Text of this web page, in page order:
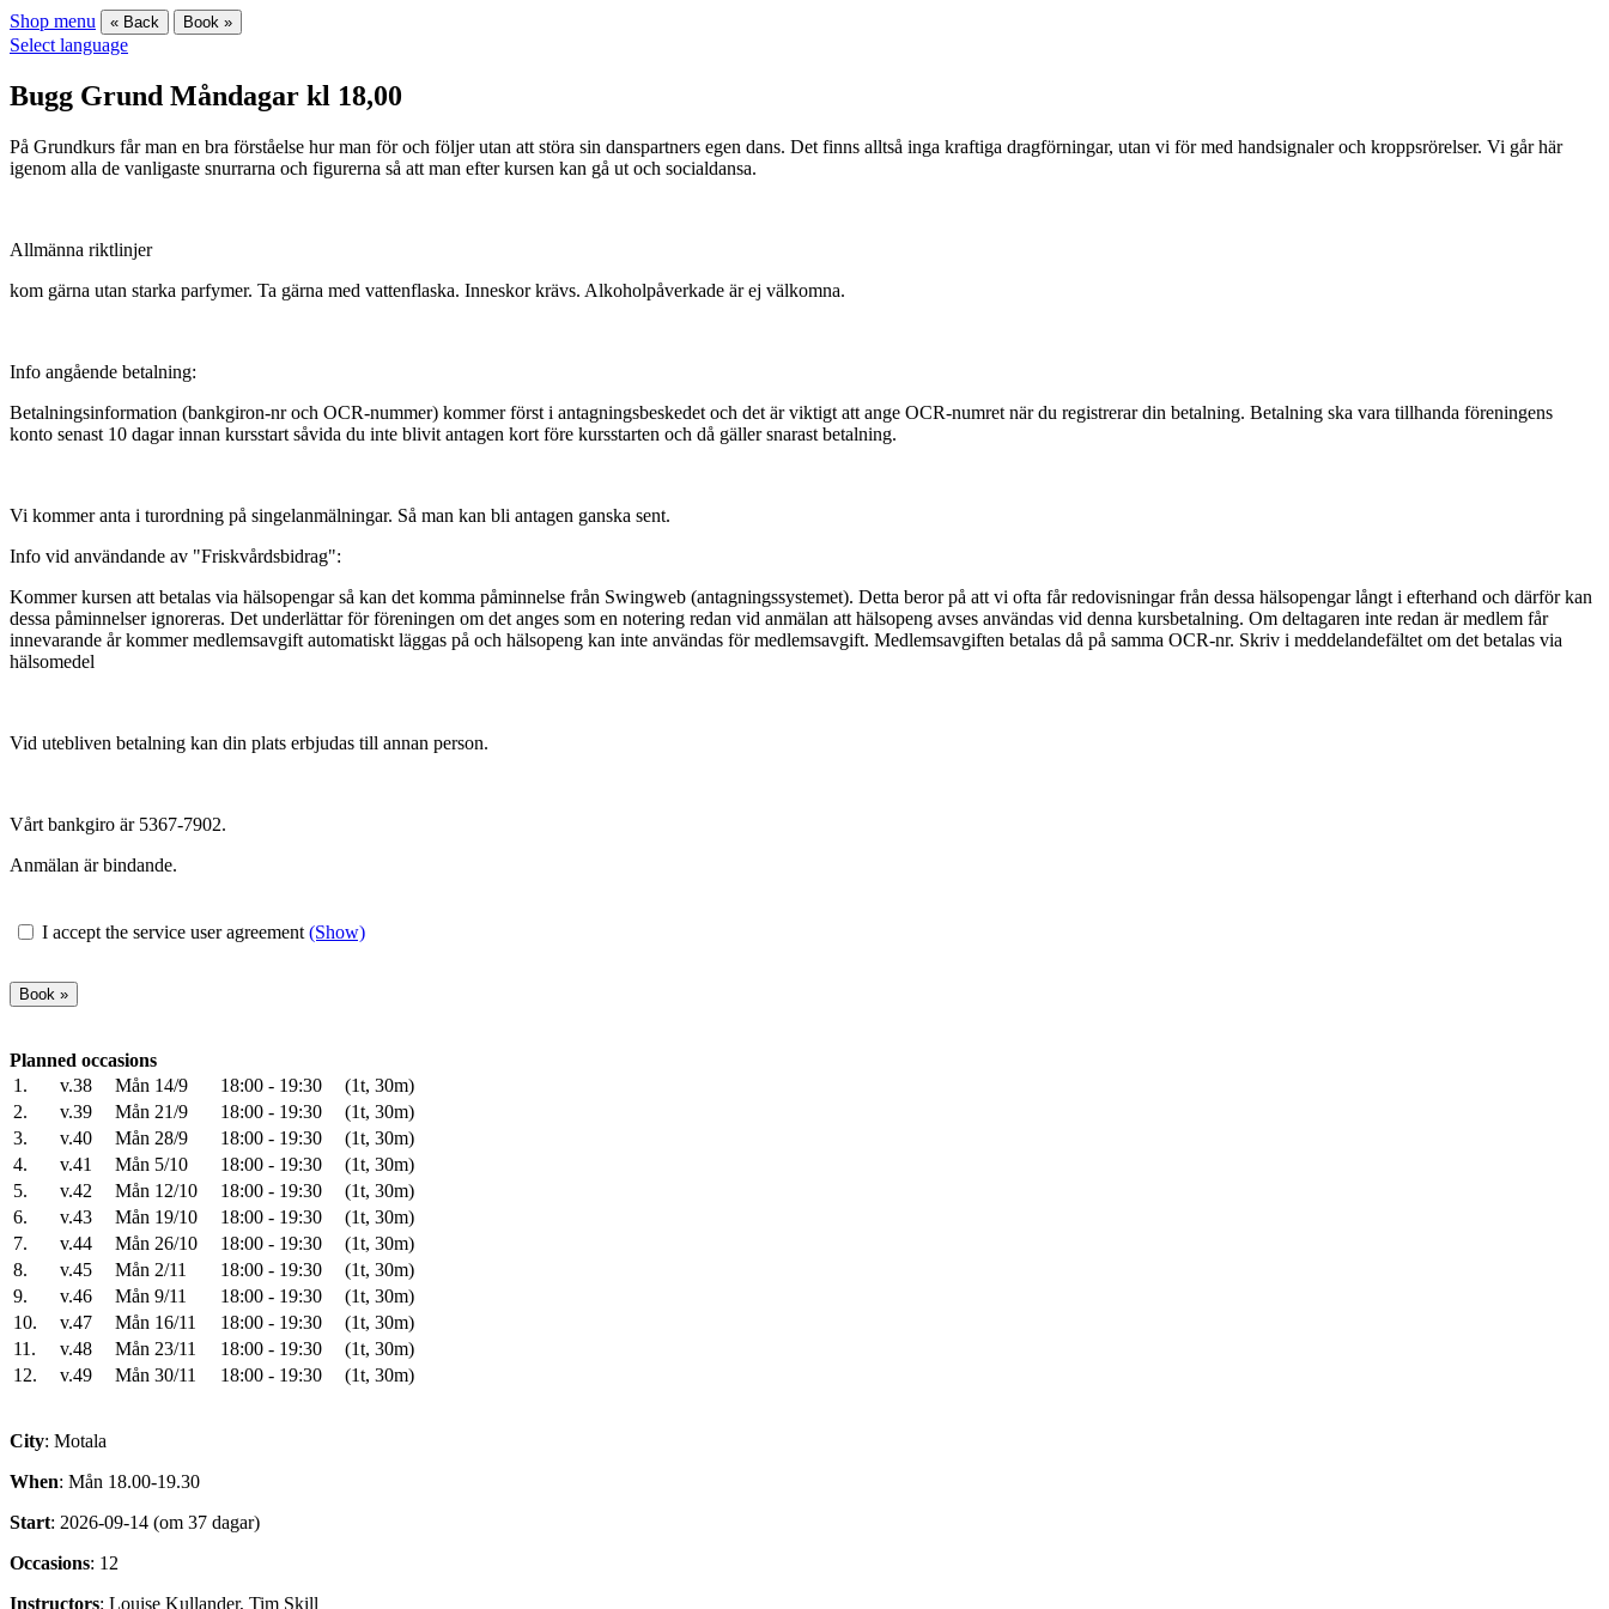
Shop menu « Back Book »
Select language
Bugg Grund Måndagar kl 18,00
På Grundkurs får man en bra förståelse hur man för och följer utan att störa sin danspartners egen dans. Det finns alltså inga kraftiga dragförningar, utan vi för med handsignaler och kroppsrörelser. Vi går här
igenom alla de vanligaste snurrarna och figurerna så att man efter kursen kan gå ut och socialdansa.
Allmänna riktlinjer
kom gärna utan starka parfymer. Ta gärna med vattenflaska. Inneskor krävs. Alkoholpåverkade är ej välkomna.
Info angående betalning:
Betalningsinformation (bankgiron-nr och OCR-nummer) kommer först i antagningsbeskedet och det är viktigt att ange OCR-numret när du registrerar din betalning. Betalning ska vara tillhanda föreningens
konto senast 10 dagar innan kursstart såvida du inte blivit antagen kort före kursstarten och då gäller snarast betalning.
Vi kommer anta i turordning på singelanmälningar. Så man kan bli antagen ganska sent.
Info vid användande av "Friskvårdsbidrag":
Kommer kursen att betalas via hälsopengar så kan det komma påminnelse från Swingweb (antagningssystemet). Detta beror på att vi ofta får redovisningar från dessa hälsopengar långt i efterhand och därför kan
dessa påminnelser ignoreras. Det underlättar för föreningen om det anges som en notering redan vid anmälan att hälsopeng avses användas vid denna kursbetalning. Om deltagaren inte redan är medlem får
innevarande år kommer medlemsavgift automatiskt läggas på och hälsopeng kan inte användas för medlemsavgift. Medlemsavgiften betalas då på samma OCR-nr. Skriv i meddelandefältet om det betalas via
hälsomedel
Vid utebliven betalning kan din plats erbjudas till annan person.
Vårt bankgiro är 5367-7902.
Anmälan är bindande.
I accept the service user agreement (Show)
Planned occasions
1.
v.38 Mån 14/9 18:00 - 19:30
(1t, 30m)
2.
v.39 Mån 21/9 18:00 - 19:30
(1t, 30m)
3.
v.40 Mån 28/9 18:00 - 19:30
(1t, 30m)
4.
v.41 Mån 5/10 18:00 - 19:30
(1t, 30m)
5.
v.42 Mån 12/10 18:00 - 19:30
(1t, 30m)
6.
v.43 Mån 19/10 18:00 - 19:30
(1t, 30m)
7.
v.44 Mån 26/10 18:00 - 19:30
(1t, 30m)
8.
v.45 Mån 2/11 18:00 - 19:30
(1t, 30m)
9.
v.46 Mån 9/11 18:00 - 19:30
(1t, 30m)
10.
v.47 Mån 16/11 18:00 - 19:30
(1t, 30m)
11.
v.48 Mån 23/11 18:00 - 19:30
(1t, 30m)
12.
v.49 Mån 30/11 18:00 - 19:30 (1t, 30m)
City: Motala
When: Mån 18.00-19.30
Start: 2026-09-14 (om 37 dagar)
Occasions: 12
Instructors: Louise Kullander, Tim Skill